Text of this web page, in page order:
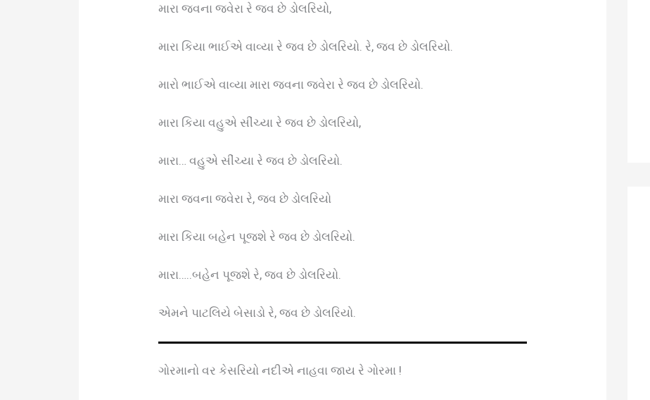
મારા જવના જવેરા રે જવ છે ડોલરિયો,
મારા કિયા ભાઈએ વાવ્યા રે જવ છે ડોલરિયો. રે, જવ છે ડોલરિયો.
મારો ભાઈએ વાવ્યા મારા જવના જવેરા રે જવ છે ડોલરિયો.
મારા કિયા વહુએ સીંચ્યા રે જવ છે ડોલરિયો,
મારા… વહુએ સીંચ્યા રે જવ છે ડોલરિયો.
મારા જવના જવેરા રે, જવ છે ડોલરિયો
મારા કિયા બહેન પૂજશે રે જવ છે ડોલરિયો.
મારા…..બહેન પૂજશે રે, જવ છે ડોલરિયો.
એમને પાટલિયે બેસાડો રે, જવ છે ડોલરિયો.
ગોરમાનો વર કેસરિયો નદીએ નાહવા જાય રે ગોરમા !